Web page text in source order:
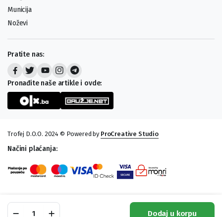
Dodaj u korpu
Municija
Noževi
Pratite nas:
Pronađite naše artikle i ovde:
Trofej D.O.O. 2024 © Powered by ProCreative Studio
Načini plaćanja: